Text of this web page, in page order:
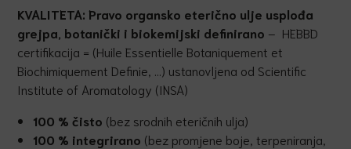
KVALITETA: Pravo organsko eterično ulje usplođa
grejpa botanički i biokemijski definirano – HEBBD
certifikacija = (Huile Essentielle Botaniquement et
Biochimiquement Definie, …) ustanovljena od Scientific
Institute of Aromatology (INSA)
100 % čisto (bez srodnih eteričnih ulja)
100 % integrirano (bez promjene boje, terpeniranja,